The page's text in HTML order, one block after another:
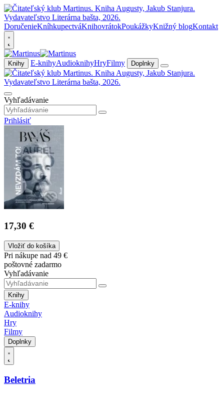
DoručenieKníhkupectváKnihovrátokPoukážkyKnižný blogKontakt
Knihy E-knihyAudioknihyHryFilmy Doplnky
Vyhľadávanie
Prihlásiť
17,30 €
Vložiť do košíka
Pri nákupe nad 49 €
poštovné zadarmo
Vyhľadávanie
Knihy
E-knihy
Audioknihy
Hry
Filmy
Doplnky
Beletria